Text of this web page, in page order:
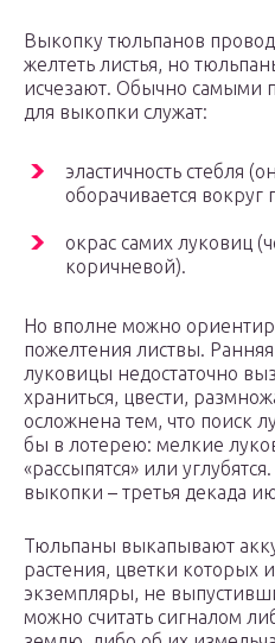
Выкопку тюльпанов
желтеть листья, но
исчезают. Обычно самыми
для выкопки служат:
эластичность стебля
оборачивается вокруг
окрас самих луковиц
коричневой).
Но вполне можно
пожелтения листвы.
луковицы недостаточно
храниться, цвести,
осложнена тем, что поиск
бы в лотерею: мелкие
«рассыпятся» или
выкопки – третья декада
Тюльпаны выкапывают
растения, цветки которых
экземпляры, не
можно считать сигналом